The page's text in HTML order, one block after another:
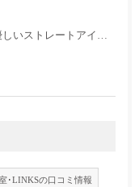
美容師が推す！髪に優しいストレートアイロン『キヌージョプロ』で美しいスタイリングを実現
･LINKSの口コミ情報